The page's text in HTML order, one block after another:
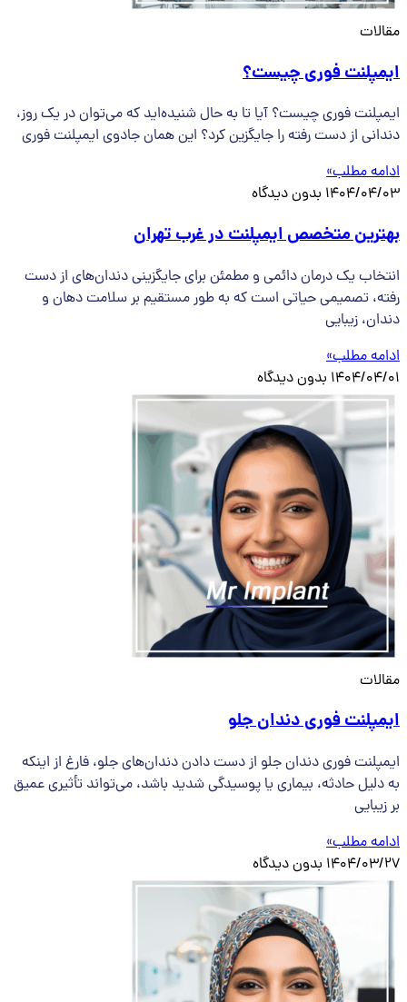
مقالات
ایمپلنت فوری چیست؟
ایمپلنت فوری چیست؟ آیا تا به حال شنیده‌اید که می‌توان در یک روز،
دندانی از دست رفته را جایگزین کرد؟ این همان جادوی ایمپلنت فوری
ادامه مطلب»
1404/04/03 بدون دیدگاه
بهترین متخصص ایمپلنت در غرب تهران
انتخاب یک درمان دائمی و مطمئن برای جایگزینی دندان‌های از دست
رفته، تصمیمی حیاتی است که به طور مستقیم بر سلامت دهان و
دندان، زیبایی
ادامه مطلب»
1404/04/01 بدون دیدگاه
مقالات
ایمپلنت فوری دندان جلو
ایمپلنت فوری دندان جلو از دست دادن دندان‌های جلو، فارغ از اینکه
به دلیل حادثه، بیماری یا پوسیدگی شدید باشد، می‌تواند تأثیری عمیق
بر زیبایی
ادامه مطلب»
1404/03/27 بدون دیدگاه